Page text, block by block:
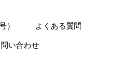
） よくある質問
い合わせ